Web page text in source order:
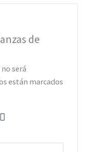
de
será
están marcados